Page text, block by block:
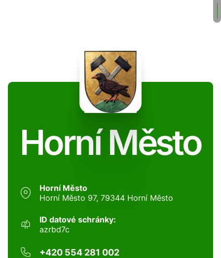
Horní Město
Horní Město
Horní Město 97, 79344 Horní Město
ID datové schránky:
azrbd7c
+420 554 281 002